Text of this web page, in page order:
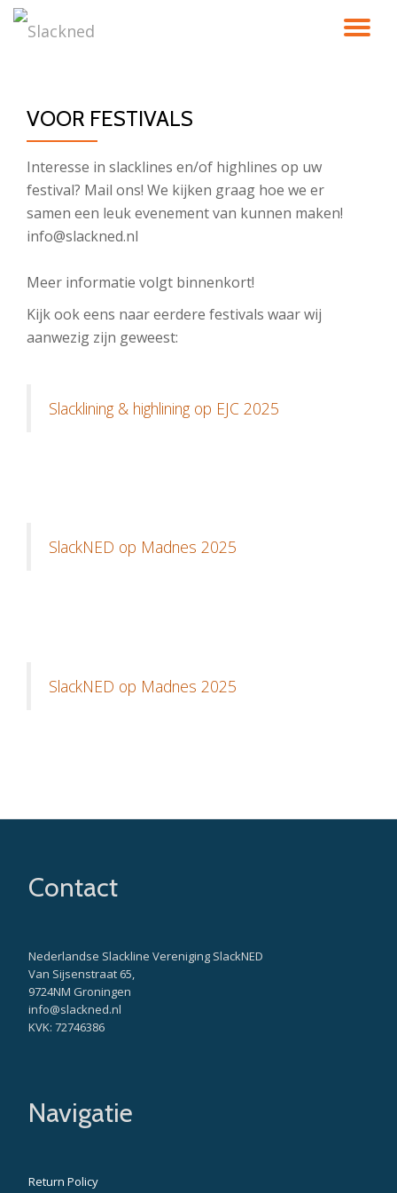
VOOR FESTIVALS
Interesse in slacklines en/of highlines op uw
festival? Mail ons! We kijken graag hoe we er
samen een leuk evenement van kunnen maken!
info@slackned.nl
Meer informatie volgt binnenkort!
Kijk ook eens naar eerdere festivals waar wij
aanwezig zijn geweest:
Slacklining & highlining op EJC 2025
SlackNED op Madnes 2025
SlackNED op Madnes 2025
Contact
Nederlandse Slackline Vereniging SlackNED
Van Sijsenstraat 65,
9724NM Groningen
info@slackned.nl
KVK: 72746386
Navigatie
Return Policy